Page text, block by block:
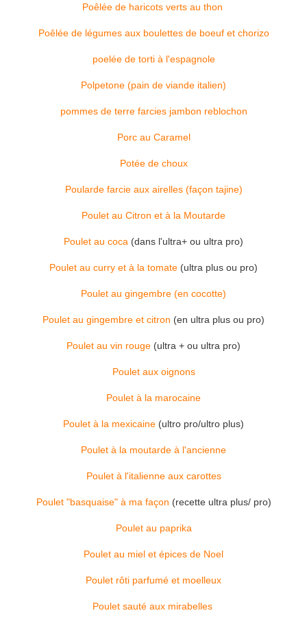
Poêlée de haricots verts au thon
Poêlée de légumes aux boulettes de boeuf et chorizo
poelée de torti à l'espagnole
Polpetone (pain de viande italien)
pommes de terre farcies jambon reblochon
Porc au Caramel
Potée de choux
Poularde farcie aux airelles (façon tajine)
Poulet au Citron et à la Moutarde
Poulet au coca (dans l'ultra+ ou ultra pro)
Poulet au curry et à la tomate (ultra plus ou pro)
Poulet au gingembre (en cocotte)
Poulet au gingembre et citron (en ultra plus ou pro)
Poulet au vin rouge (ultra + ou ultra pro)
Poulet aux oignons
Poulet à la marocaine
Poulet à la mexicaine (ultro pro/ultro plus)
Poulet à la moutarde à l'ancienne
Poulet à l'italienne aux carottes
Poulet "basquaise" à ma façon (recette ultra plus/ pro)
Poulet au paprika
Poulet au miel et épices de Noel
Poulet rôti parfumé et moelleux
Poulet sauté aux mirabelles